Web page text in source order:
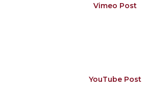
Vimeo Post
YouTube Post